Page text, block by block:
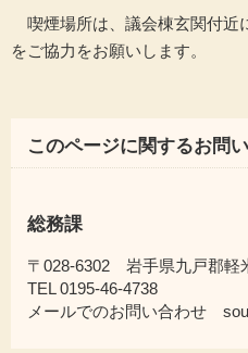
喫煙場所は、議会棟玄関付近
をご協力をお願いします。
このページに関するお問
総務課
〒028-6302 岩手県九戸郡軽
TEL 0195-46-4738
メールでのお問い合わせ